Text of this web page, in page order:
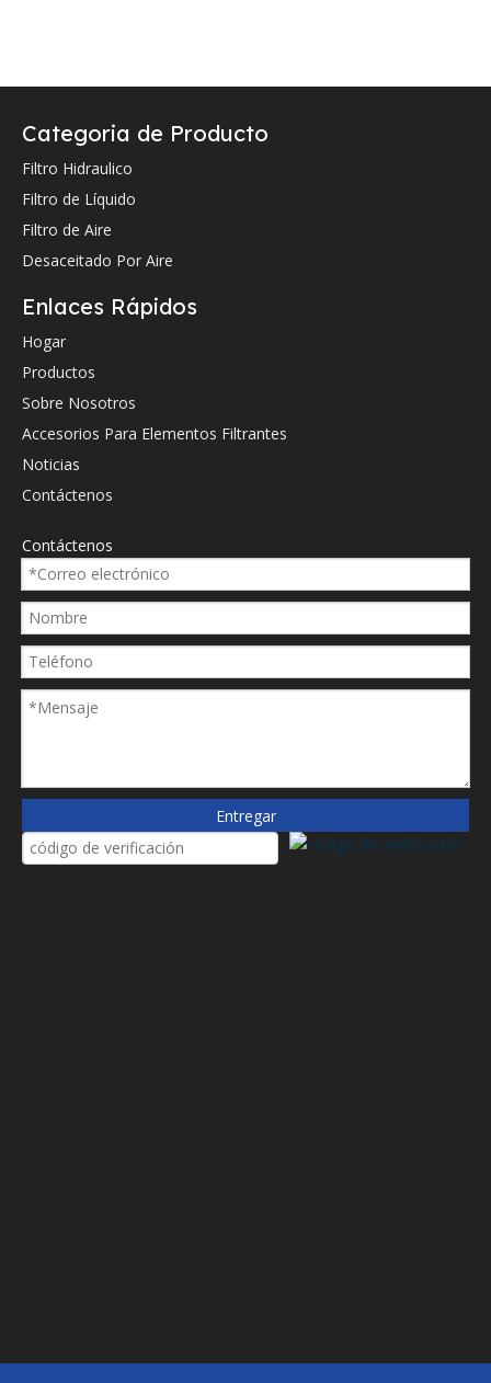
Categoria de Producto
Filtro Hidraulico
Filtro de Líquido
Filtro de Aire
Desaceitado Por Aire
Enlaces Rápidos
Hogar
Productos
Sobre Nosotros
Accesorios Para Elementos Filtrantes
Noticias
Contáctenos
Contáctenos
Entregar